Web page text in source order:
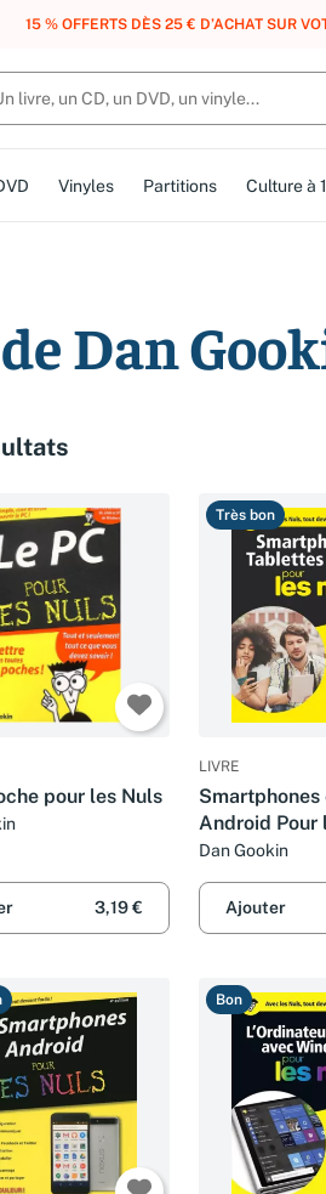
DES POINTS, DES RÉCOMPENSES :
Vinyles Partitions Culture à
Dan
pour les Nuls
3,19 €
Très bon
LIVRE
Android Pour
Dan Gookin
Ajouter
Bon